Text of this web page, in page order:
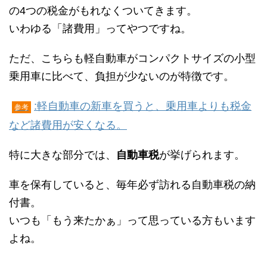
の4つの税金がもれなくついてきます。
いわゆる「諸費用」ってやつですね。
ただ、こちらも軽自動車がコンパクトサイズの小型
乗用車に比べて、負担が少ないのが特徴です。
参考
:軽自動車の新車を買うと、乗用車よりも税金
など諸費用が安くなる。
特に大きな部分では、 自動車税が挙げられます。
車を保有していると、毎年必ず訪れる自動車税の納
付書。
いつも「もう来たかぁ」って思っている方もいます
よね。